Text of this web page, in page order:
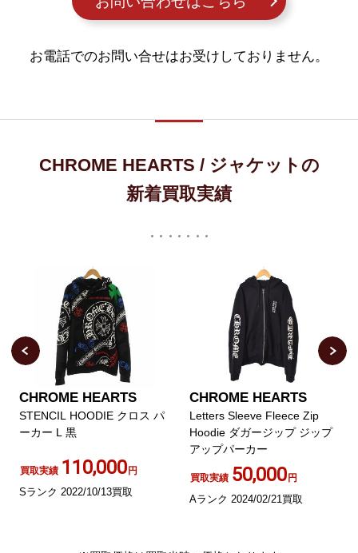
お電話でのお問い合せはお受けしておりません。
CHROME HEARTS / ジャケットの
新着買取実績
CHROME HEARTS
STENCIL HOODIE クロス パ
ーカー L 黒
買取実績 110,000円
Sランク 2022/10/13買取
CHROME HEARTS
Letters Sleeve Fleece Zip
Hoodie ダガージップ ジップ
アップパーカー
買取実績 50,000円
Aランク 2024/02/21買取